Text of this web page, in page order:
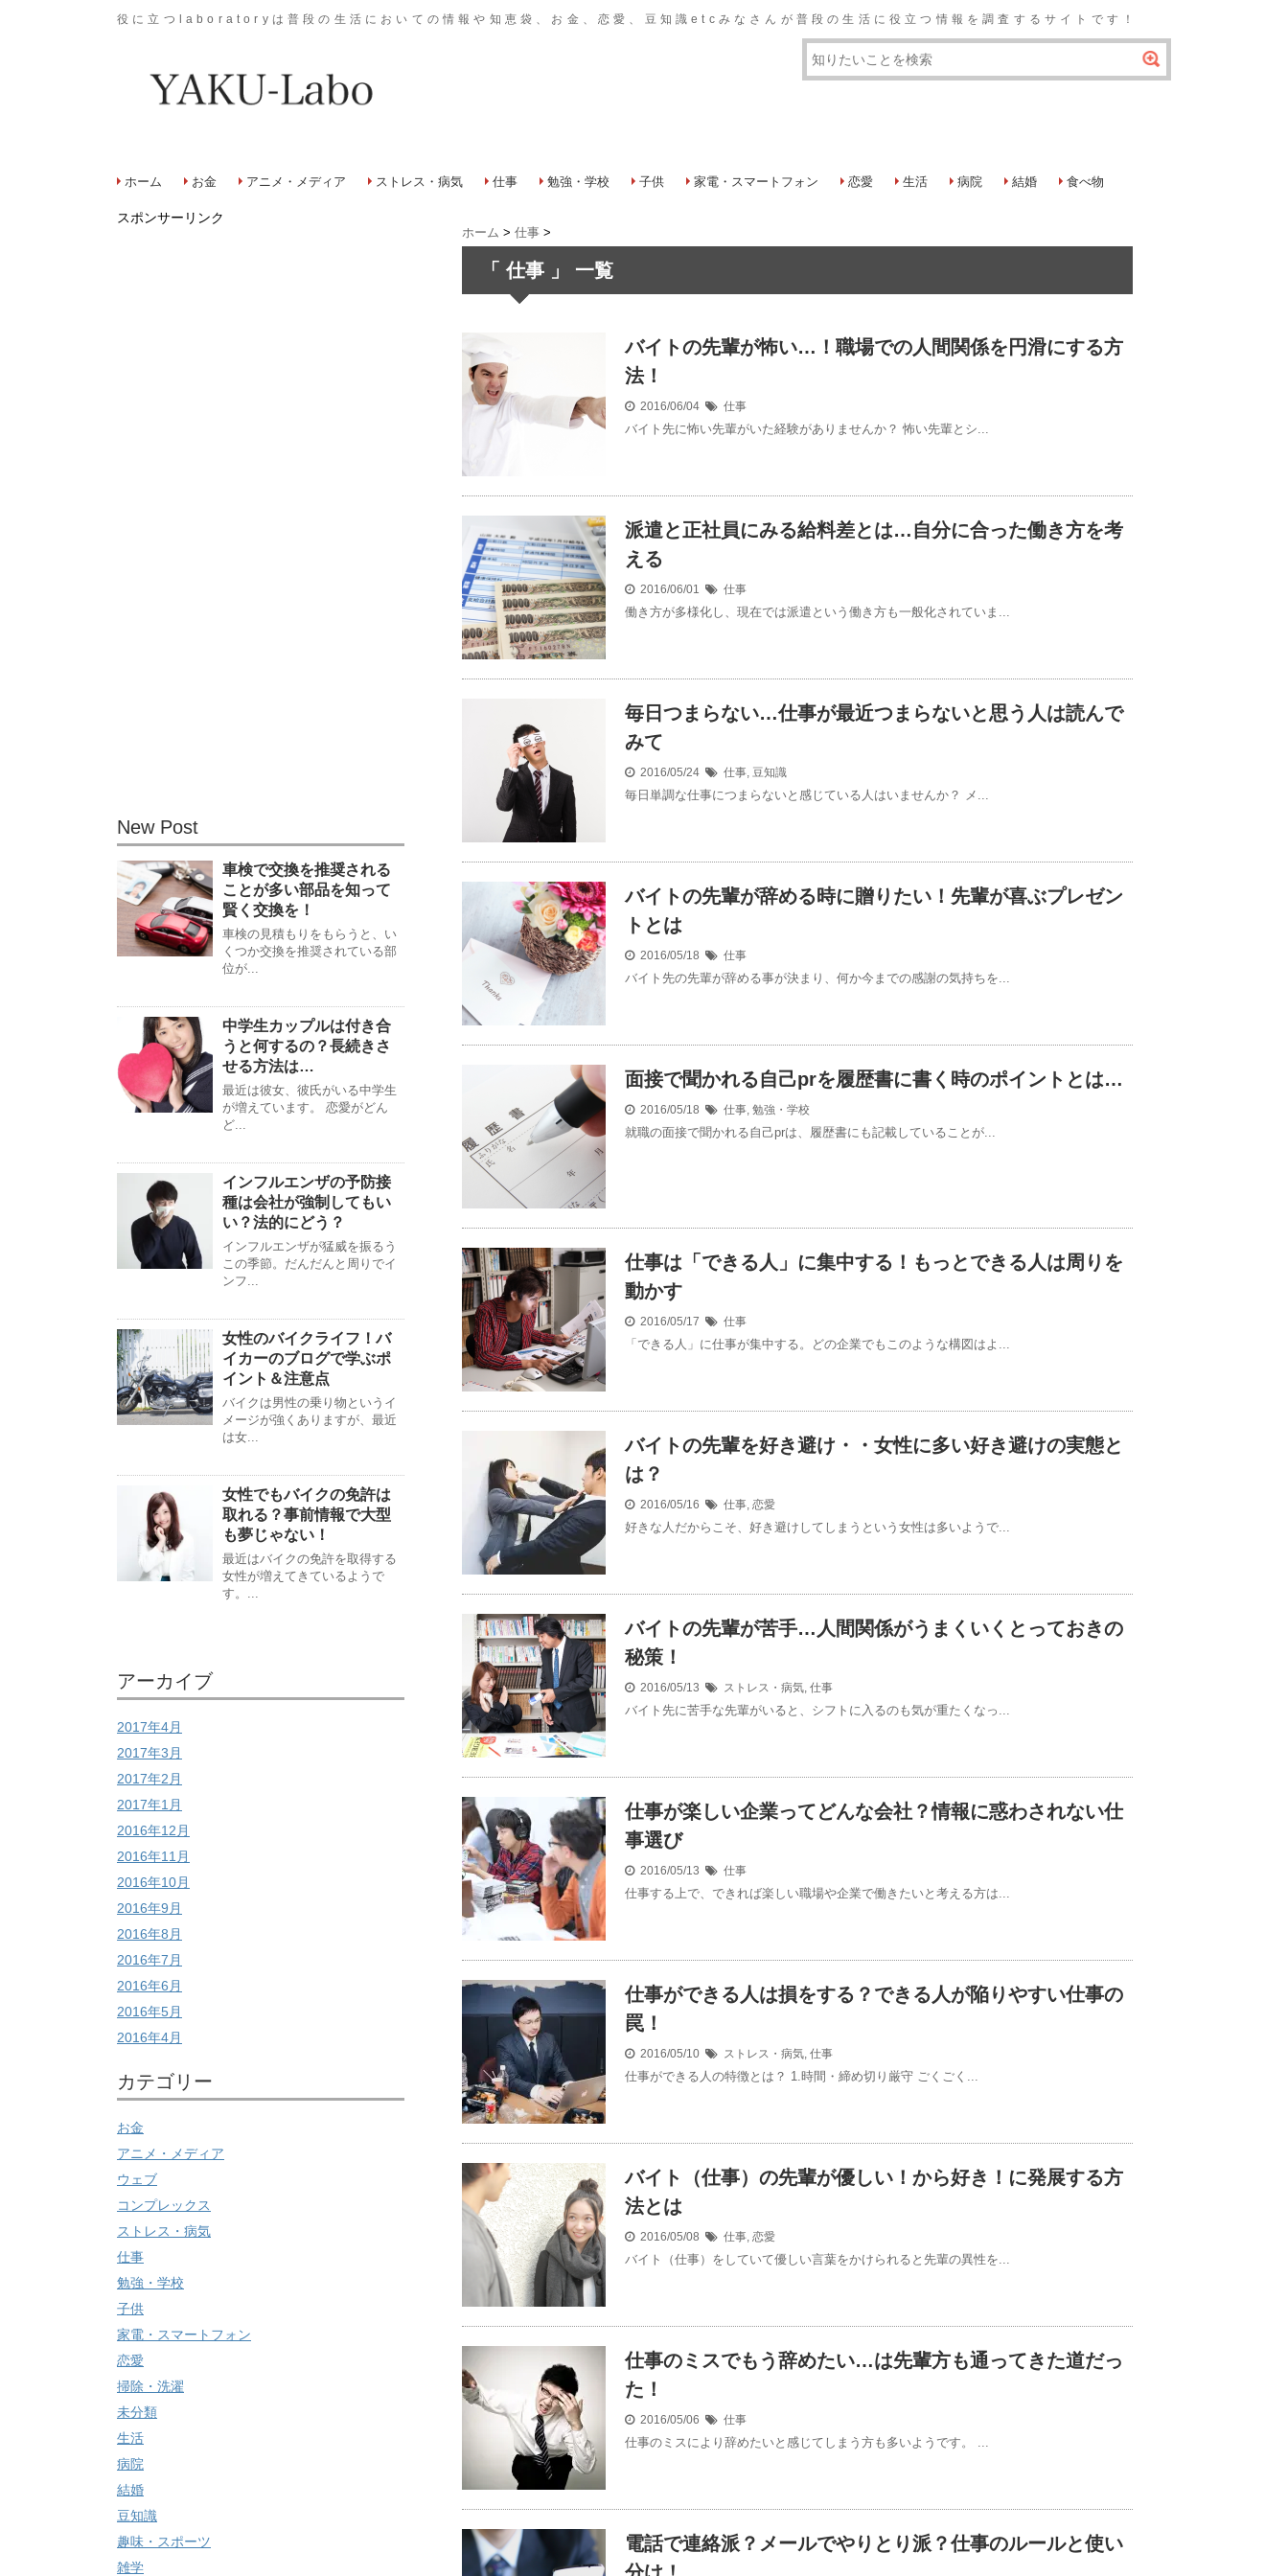
役に立つlaboratoryは普段の生活においての情報や知恵袋、お金、恋愛、豆知識etcみなさんが普段の生活に役立つ情報を調査するサイトです！
ホーム お金 アニメ・メディア ストレス・病気 仕事 勉強・学校 子供 家電・スマートフォン 恋愛 生活 病院 結婚 食べ物
ホーム > 仕事 >
「 仕事 」 一覧
バイトの先輩が怖い…！職場での人間関係を円滑にする方
法！
2016/06/04 仕事
バイト先に怖い先輩がいた経験がありませんか？ 怖い先輩とシ...
派遣と正社員にみる給料差とは…自分に合った働き方を考
える
2016/06/01 仕事
働き方が多様化し、現在では派遣という働き方も一般化されていま...
毎日つまらない…仕事が最近つまらないと思う人は読んで
みて
2016/05/24 仕事 豆知識
毎日単調な仕事につまらないと感じている人はいませんか？ メ...
バイトの先輩が辞める時に贈りたい！先輩が喜ぶプレゼン
トとは
2016/05/18 仕事
バイト先の先輩が辞める事が決まり、何か今までの感謝の気持ちを...
面接で聞かれる自己prを履歴書に書く時のポイントとは…
2016/05/18 仕事 勉強・学校
就職の面接で聞かれる自己prは、履歴書にも記載していることが...
仕事は「できる人」に集中する！もっとできる人は周りを
動かす
2016/05/17 仕事
「できる人」に仕事が集中する。どの企業でもこのような構図はよ...
バイトの先輩を好き避け・・女性に多い好き避けの実態と
は？
2016/05/16 仕事 恋愛
好きな人だからこそ、好き避けしてしまうという女性は多いようで...
バイトの先輩が苦手…人間関係がうまくいくとっておきの
秘策！
2016/05/13 ストレス・病気 仕事
バイト先に苦手な先輩がいると、シフトに入るのも気が重たくなっ...
仕事が楽しい企業ってどんな会社？情報に惑わされない仕
事選び
2016/05/13 仕事
仕事する上で、できれば楽しい職場や企業で働きたいと考える方は...
仕事ができる人は損をする？できる人が陥りやすい仕事の
罠！
2016/05/10 ストレス・病気 仕事
仕事ができる人の特徴とは？ 1.時間・締め切り厳守 ごくごく...
バイト（仕事）の先輩が優しい！から好き！に発展する方
法とは
2016/05/08 仕事 恋愛
バイト（仕事）をしていて優しい言葉をかけられると先輩の異性を...
仕事のミスでもう辞めたい…は先輩方も通ってきた道だっ
た！
2016/05/06 仕事
仕事のミスにより辞めたいと感じてしまう方も多いようです。 ...
電話で連絡派？メールでやりとり派？仕事のルールと使い
スポンサーリンク
New Post
車検で交換を推奨される
ことが多い部品を知って
賢く交換を！
車検の見積もりをもらうと、い
くつか交換を推奨されている部
位が...
中学生カップルは付き合
うと何するの？長続きさ
せる方法は…
最近は彼女、彼氏がいる中学生
が増えています。 恋愛がどん
ど...
インフルエンザの予防接
種は会社が強制してもい
い？法的にどう？
インフルエンザが猛威を振るう
この季節。だんだんと周りでイ
ンフ...
女性のバイクライフ！バ
イカーのブログで学ぶポ
イント＆注意点
バイクは男性の乗り物というイ
メージが強くありますが、最近
は女...
女性でもバイクの免許は
取れる？事前情報で大型
も夢じゃない！
最近はバイクの免許を取得する
女性が増えてきているようで
す。...
アーカイブ
2017年4月
2017年3月
2017年2月
2017年1月
2016年12月
2016年11月
2016年10月
2016年9月
2016年8月
2016年7月
2016年6月
2016年5月
2016年4月
カテゴリー
お金
アニメ・メディア
ウェブ
コンプレックス
ストレス・病気
仕事
勉強・学校
子供
家電・スマートフォン
恋愛
掃除・洗濯
未分類
生活
病院
結婚
豆知識
趣味・スポーツ
雑学